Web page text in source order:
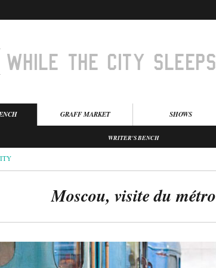
GRAFF MARKET SHOWS
WRITER'S BENCH
Moscou, visite du métro